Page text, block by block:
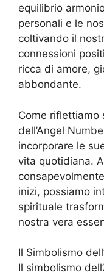
equilibrio
personali e le
coltivando il
connessioni
ricca di amore,
abbondante.
Come riflettiamo
dell’Angel
incorporare le
vita quotidiana.
inizi, possiamo
spirituale
nostra vera
Il Simbolismo
Il simbolismo